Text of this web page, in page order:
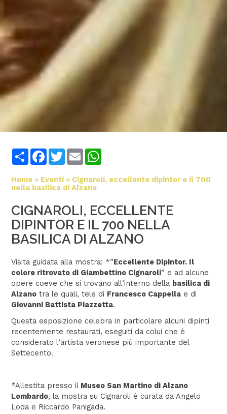
ShareFacebook
TwitterEmail
Home » Eventi » Cignaroli, eccellente dipintor e il 700
nella basilica di Alzano
CIGNAROLI, ECCELLENTE
DIPINTOR E IL 700 NELLA
BASILICA DI ALZANO
Visita guidata alla mostra: *”Eccellente Dipintor. Il
colore ritrovato di Giambettino Cignaroli” e ad alcune
opere coeve che si trovano all’interno della basilica di
Alzano tra le quali, tele di Francesco Cappella e di
Giovanni Battista Piazzetta.
Questa esposizione celebra in particolare alcuni dipinti
recentemente restaurati, eseguiti da colui che è
considerato l’artista veronese più importante del
Settecento.
*Allestita presso il Museo San Martino di Alzano
Lombardo, la mostra su Cignaroli è curata da Angelo
Loda e Riccardo Panigada.